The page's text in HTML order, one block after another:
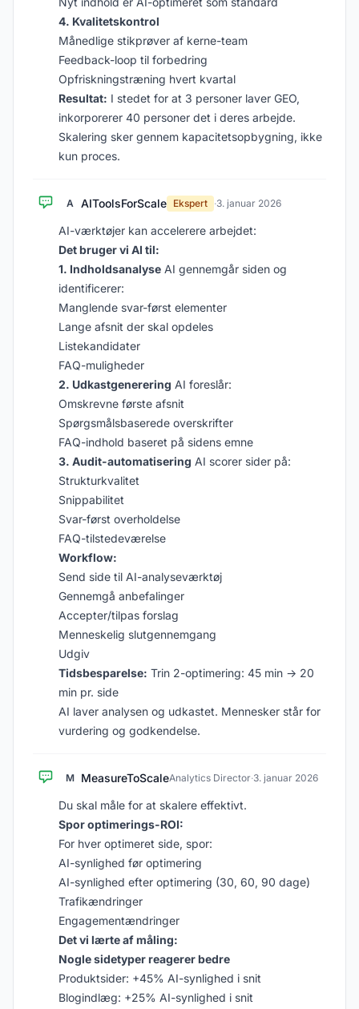
4. Kvalitetskontrol
Månedlige stikprøver af kerne-team
Feedback-loop til forbedring
Opfriskningstræning hvert kvartal
Resultat: I stedet for at 3 personer laver GEO,
inkorporerer 40 personer det i deres arbejde.
Skalering sker gennem kapacitetsopbygning, ikke
kun proces.
A AIToolsForScale Ekspert ·3. januar 2026
AI-værktøjer kan accelerere arbejdet:
Det bruger vi AI til:
1. Indholdsanalyse AI gennemgår siden og
identificerer:
Manglende svar-først elementer
Lange afsnit der skal opdeles
Listekandidater
FAQ-muligheder
2. Udkastgenerering AI foreslår:
Omskrevne første afsnit
Spørgsmålsbaserede overskrifter
FAQ-indhold baseret på sidens emne
3. Audit-automatisering AI scorer sider på:
Strukturkvalitet
Snippabilitet
Svar-først overholdelse
FAQ-tilstedeværelse
Workflow:
Send side til AI-analyseværktøj
Gennemgå anbefalinger
Accepter/tilpas forslag
Menneskelig slutgennemgang
Udgiv
Tidsbesparelse: Trin 2-optimering: 45 min → 20
min pr. side
AI laver analysen og udkastet. Mennesker står for
vurdering og godkendelse.
M MeasureToScaleAnalytics Director·3. januar 2026
Du skal måle for at skalere effektivt.
Spor optimerings-ROI:
For hver optimeret side, spor:
AI-synlighed før optimering
AI-synlighed efter optimering (30, 60, 90 dage)
Trafikændringer
Engagementændringer
Det vi lærte af måling:
Nogle sidetyper reagerer bedre
Produktsider: +45% AI-synlighed i snit
Blogindlæg: +25% AI-synlighed i snit